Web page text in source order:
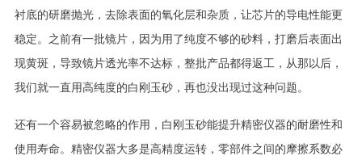
衬底的研磨抛光，去除表面的氧化层和杂质，让芯片的导电性能更
稳定。之前有一批镜片，因为用了纯度不够的砂料，打磨后表面出
现黄斑，导致镜片透光率不达标，整批产品都得返工，从那以后，
我们就一直用高纯度的白刚玉砂，再也没出现过这种问题。
还有一个容易被忽略的作用，白刚玉砂能提升精密仪器的耐磨性和
使用寿命。精密仪器大多是高精度运转，零部件之间的摩擦系数必